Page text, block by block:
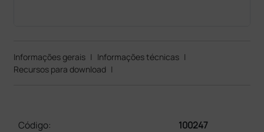
Informações gerais | Informações técnicas |
Recursos para download |
Código:
100247